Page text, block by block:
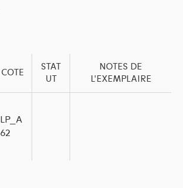
COTE
STAT
UT
NOTES DE
L'EXEMPLAIRE
LP_A
62